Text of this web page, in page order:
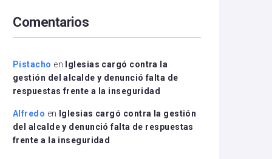
disminuir
el
Comentarios
Pistacho en
Iglesias cargó contra la
gestión del alcalde y denunció falta de
respuestas frente a la inseguridad
Alfredo en
Iglesias cargó contra la gestión
del alcalde y denunció falta de respuestas
frente a la inseguridad